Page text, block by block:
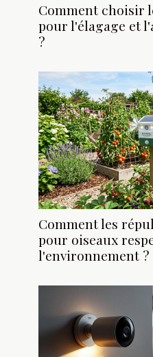
Comment choisir
pour l'élagage et
?
Comment les
pour oiseaux
l'environnement ?